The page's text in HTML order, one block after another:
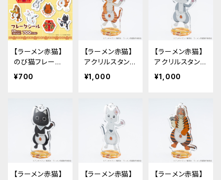
【ラーメン赤猫】
のび猫フレーク
シール
¥700
【ラーメン赤猫】
アクリルスタンド
キーホルダー
（文蔵）
¥1,000
【ラーメン赤猫】
アクリルスタンド
キーホルダー
（佐々木）
¥1,000
【ラーメン赤猫】
【ラーメン赤猫】
【ラーメン赤猫】